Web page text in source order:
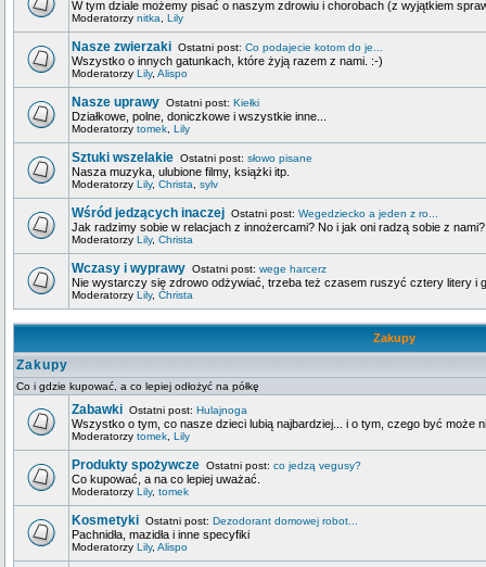
W tym dziale możemy pisać o naszym zdrowiu i chorobach (z wyjątkiem
Moderatorzy nitka Lily
Nasze zwierzaki Ostatni post: Co podajecie kotom do je...
Wszystko o innych gatunkach, które żyją razem z nami. :-)
Moderatorzy Lily, Alispo
Nasze uprawy Ostatni post: Kiełki
Działkowe, polne, doniczkowe i wszystkie inne...
Moderatorzy tomek Lily
Sztuki wszelakie Ostatni post: słowo pisane
Nasza muzyka, ulubione filmy, książki itp.
Moderatorzy Lily, Christa sylv
Wśród jedzących inaczej Ostatni post: Wegedziecko a jeden z ro...
Jak radzimy sobie w relacjach z innożercami? No i jak oni radzą sobie z nami?
Moderatorzy Lily, Christa
Wczasy i wyprawy Ostatni post: wege harcerz
Nie wystarczy się zdrowo odżywiać, trzeba też czasem ruszyć cztery litery i
Moderatorzy Lily, Christa
Zakupy
Zakupy
Co i gdzie kupować, a co lepiej odłożyć na półkę
Zabawki Ostatni post: Hulajnoga
Wszystko o tym, co nasze dzieci lubią najbardziej... i o tym, czego być może
Moderatorzy tomek Lily
Produkty spożywcze Ostatni post: co jedzą vegusy?
Co kupować, a na co lepiej uważać.
Moderatorzy Lily, tomek
Kosmetyki Ostatni post: Dezodorant domowej robot...
Pachnidła, mazidła i inne specyfiki
Moderatorzy Lily, Alispo